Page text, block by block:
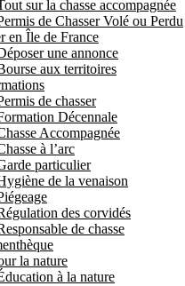
sur la chasse accompagnée
de Chasser Volé ou Perdu
en Île de France
une annonce
aux territoires
de chasser
Décennale
Accompagnée
à l’arc
particulier
de la venaison
des corvidés
de chasse
la nature
à la nature